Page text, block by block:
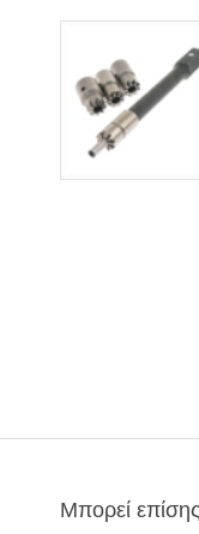
Μπορεί